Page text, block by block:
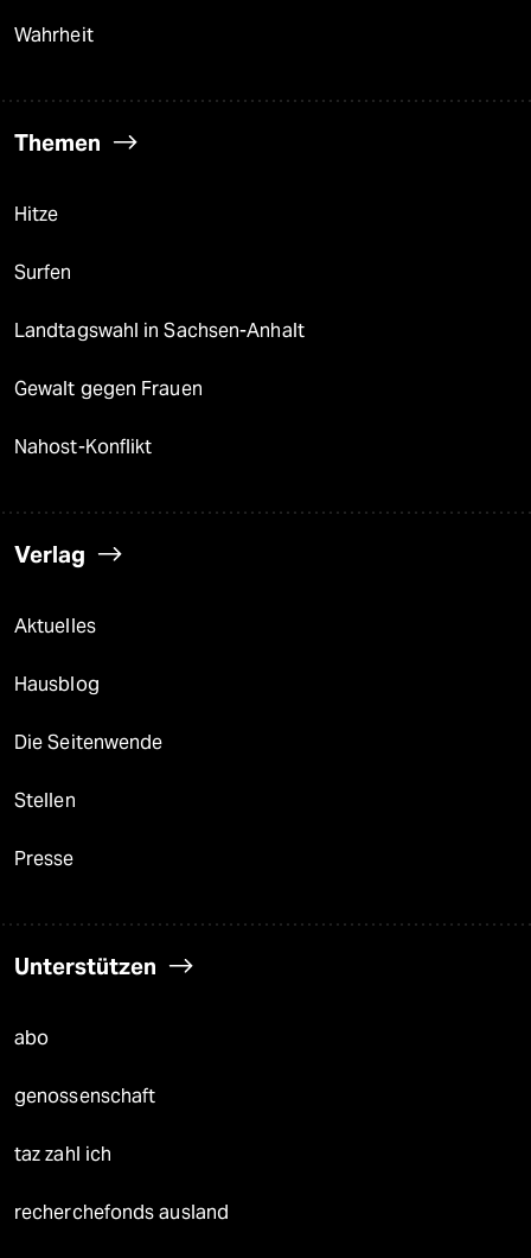
Wahrheit
Themen
Hitze
Surfen
Landtagswahl in Sachsen-Anhalt
Gewalt gegen Frauen
Nahost-Konflikt
Verlag
Aktuelles
Hausblog
Die Seitenwende
Stellen
Presse
Unterstützen
abo
genossenschaft
taz zahl ich
recherchefonds ausland